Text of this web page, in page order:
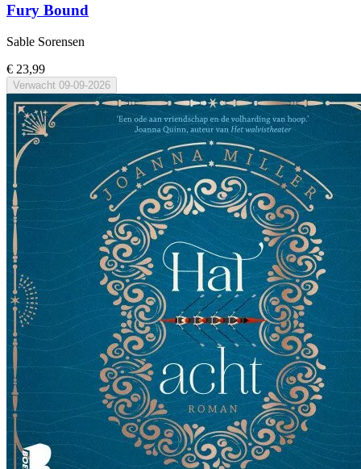
Fury Bound
Sable Sorensen
€ 23,99
Verwacht 09-09-2026